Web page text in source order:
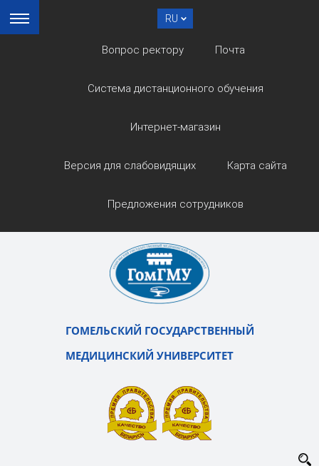
RU
Вопрос ректору Почта
Система дистанционного обучения
Интернет-магазин
Версия для слабовидящих Карта сайта
Предложения сотрудников
ГОМЕЛЬСКИЙ ГОСУДАРСТВЕННЫЙ
МЕДИЦИНСКИЙ УНИВЕРСИТЕТ